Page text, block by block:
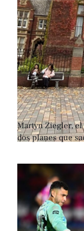
Martyn Ziegler,
dos planes que